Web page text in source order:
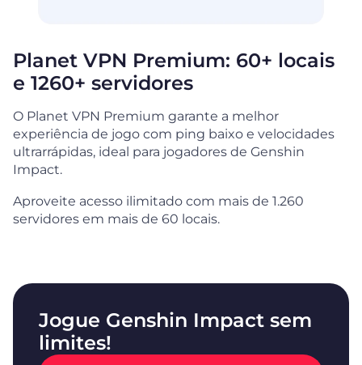
Planet VPN Premium: 60+ locais
e 1260+ servidores
O Planet VPN Premium garante a melhor
experiência de jogo com ping baixo e velocidades
ultrarrápidas, ideal para jogadores de Genshin
Impact.
Aproveite acesso ilimitado com mais de 1.260
servidores em mais de 60 locais.
Jogue Genshin Impact sem
limites!